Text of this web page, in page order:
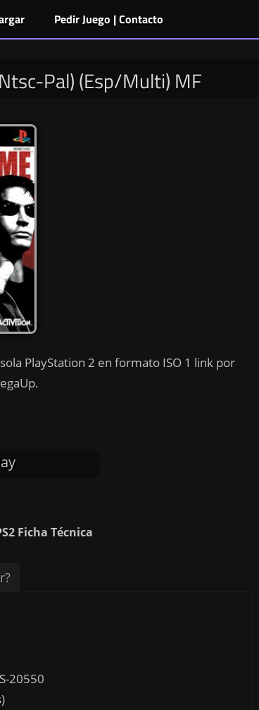
Pedir Juego | Contacto
Pal) (Esp/Multi) MF
PlayStation 2 en formato ISO 1 link por
Ficha Técnica
20550